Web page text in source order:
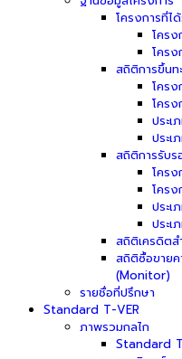
โครงการที่ไ
โครง
โคร
สถิติการขึ้นท
โครง
โคร
ประเ
ประเ
สถิติการรับร
โครง
โคร
ประเ
ประเ
สถิติเครดิตส
สถิติซื้อขายค
(Monitor)
รายชื่อที่ปรึกษา
Standard T-VER
ภาพรวมกลไก
Standard